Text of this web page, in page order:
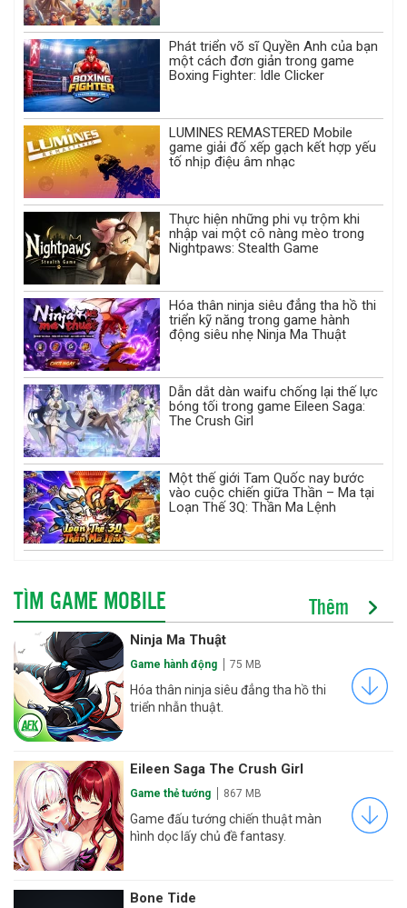
Phát triển võ sĩ Quyền Anh của bạn
một cách đơn giản trong game
Boxing Fighter: Idle Clicker
LUMINES REMASTERED Mobile
game giải đố xếp gạch kết hợp yếu
tố nhịp điệu âm nhạc
Thực hiện những phi vụ trộm khi
nhập vai một cô nàng mèo trong
Nightpaws: Stealth Game
Hóa thân ninja siêu đẳng tha hồ thi
triển kỹ năng trong game hành
động siêu nhẹ Ninja Ma Thuật
Dẫn dắt dàn waifu chống lại thế lực
bóng tối trong game Eileen Saga:
The Crush Girl
Một thế giới Tam Quốc nay bước
vào cuộc chiến giữa Thần – Ma tại
Loạn Thế 3Q: Thần Ma Lệnh
TÌM GAME MOBILE Thêm
Ninja Ma Thuật
Game hành động 75 MB
Hóa thân ninja siêu đẳng tha hồ thi
triển nhẫn thuật.
Eileen Saga The Crush Girl
Game thẻ tướng 867 MB
Game đấu tướng chiến thuật màn
hình dọc lấy chủ đề fantasy.
Bone Tide